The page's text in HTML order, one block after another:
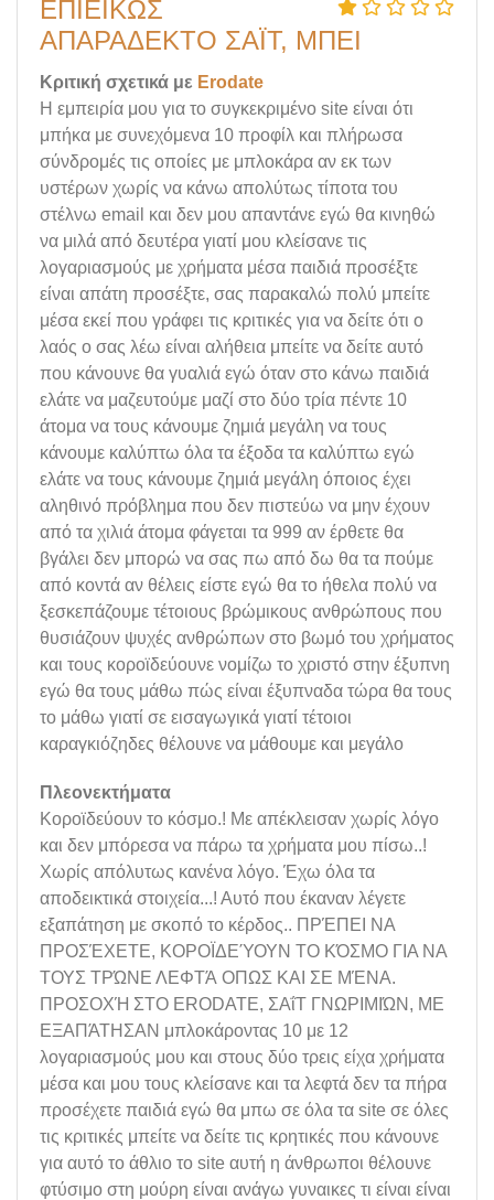
ΕΠΙΕΙΚΏΣ
ΑΠΑΡΆΔΕΚΤΟ ΣΑΪ́Τ, ΜΠΕΊ
Κριτική σχετικά με Erodate
Η εμπειρία μου για το συγκεκριμένο site είναι ότι
μπήκα με συνεχόμενα 10 προφίλ και πλήρωσα
σύνδρομές τις οποίες με μπλοκάρα αν εκ των
υστέρων χωρίς να κάνω απολύτως τίποτα του
στέλνω email και δεν μου απαντάνε εγώ θα κινηθώ
να μιλά από δευτέρα γιατί μου κλείσανε τις
λογαριασμούς με χρήματα μέσα παιδιά προσέξτε
είναι απάτη προσέξτε, σας παρακαλώ πολύ μπείτε
μέσα εκεί που γράφει τις κριτικές για να δείτε ότι ο
λαός ο σας λέω είναι αλήθεια μπείτε να δείτε αυτό
που κάνουνε θα γυαλιά εγώ όταν στο κάνω παιδιά
ελάτε να μαζευτούμε μαζί στο δύο τρία πέντε 10
άτομα να τους κάνουμε ζημιά μεγάλη να τους
κάνουμε καλύπτω όλα τα έξοδα τα καλύπτω εγώ
ελάτε να τους κάνουμε ζημιά μεγάλη όποιος έχει
αληθινό πρόβλημα που δεν πιστεύω να μην έχουν
από τα χιλιά άτομα φάγεται τα 999 αν έρθετε θα
βγάλει δεν μπορώ να σας πω από δω θα τα πούμε
από κοντά αν θέλεις είστε εγώ θα το ήθελα πολύ να
ξεσκεπάζουμε τέτοιους βρώμικους ανθρώπους που
θυσιάζουν ψυχές ανθρώπων στο βωμό του χρήματος
και τους κοροϊδεύουνε νομίζω το χριστό στην έξυπνη
εγώ θα τους μάθω πώς είναι έξυπναδα τώρα θα τους
το μάθω γιατί σε εισαγωγικά γιατί τέτοιοι
καραγκιόζηδες θέλουνε να μάθουμε και μεγάλο
Πλεονεκτήματα
Κοροϊδεύουν το κόσμο.! Με απέκλεισαν χωρίς λόγο
και δεν μπόρεσα να πάρω τα χρήματα μου πίσω..!
Χωρίς απόλυτως κανένα λόγο. Έχω όλα τα
αποδεικτικά στοιχεία...! Αυτό που έκαναν λέγετε
εξαπάτηση με σκοπό το κέρδος.. ΠΡΈΠΕΙ ΝΑ
ΠΡΟΣΈΧΕΤΕ, ΚΟΡΟΪΔΕΎΟΥΝ ΤΟ ΚΌΣΜΟ ΓΙΑ ΝΑ
ΤΟΥΣ ΤΡΏΝΕ ΛΕΦΤΆ ΟΠΩΣ ΚΑΙ ΣΕ ΜΈΝΑ.
ΠΡΟΣΟΧΉ ΣΤΟ ERODATE, ΣΑΐΤ ΓΝΩΡΙΜΙΏΝ, ΜΕ
ΕΞΑΠΆΤΗΣΑΝ μπλοκάροντας 10 με 12
λογαριασμούς μου και στους δύο τρεις είχα χρήματα
μέσα και μου τους κλείσανε και τα λεφτά δεν τα πήρα
προσέχετε παιδιά εγώ θα μπω σε όλα τα site σε όλες
τις κριτικές μπείτε να δείτε τις κρητικές που κάνουνε
για αυτό το άθλιο το site αυτή η άνθρωποι θέλουνε
φτύσιμο στη μούρη είναι ανάγω γυναικες τι είναι είναι